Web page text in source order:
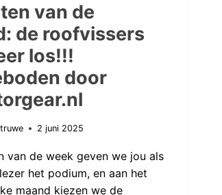
van de
de roofvissers
los!!!
door
2 juni 2025
van de week geven we jou als
het podium, en aan het
maand kiezen we de